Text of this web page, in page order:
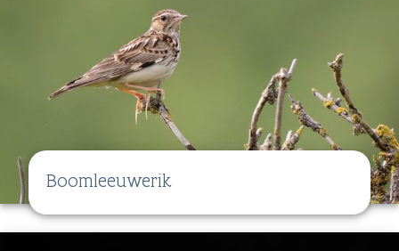
Boomleeuwerik